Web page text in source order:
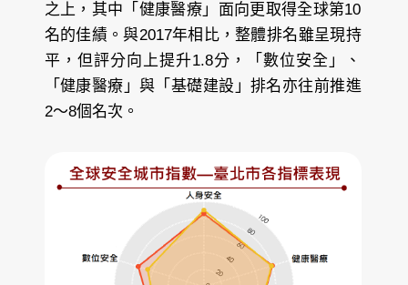
之上，其中「健康醫療」面向更取得全球第10
名的佳績。與2017年相比，整體排名雖呈現持
平，但評分向上提升1.8分，「數位安全」、
「健康醫療」與「基礎建設」排名亦往前推進
2～8個名次。